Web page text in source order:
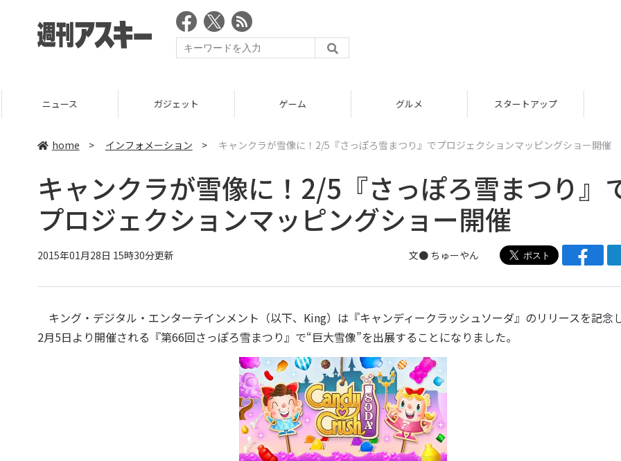
ニュース ガジェット ゲーム グルメ スタートアップ
home > インフォメーション > キャンクラが雪像に！2/5『さっぽろ雪まつり』でプロジェクションマッピングショー開催
キャンクラが雪像に！2/5『さっぽろ雪まつり』
プロジェクションマッピングショー開催
2015年01月28日 15時30分更新 文● ちゅーやん
キング・デジタル・エンターテインメント（以下、King）は『キャンディークラッシュソーダ』のリリースを記念
2月5日より開催される『第66回さっぽろ雪まつり』で“巨大雪像”を出展することになりました。